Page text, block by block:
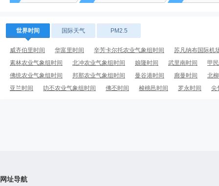
世界时间 国际天气 PM2.5
威齐伯里时间 华富里时间 辛芳卡尔托农业气象组时间
苏凡纳布国际机
素林农业气象组时间
北冲农业气象组时间 娘隆时间 武里南时间
甲
佛统农业气象组时间
邦那农业气象组时间 曼谷港时间 廊曼时间
北
亚兰时间
叻丕农业气象组时间 佛丕时间 梭桃邑时间 罗永时间
尖
网址导航